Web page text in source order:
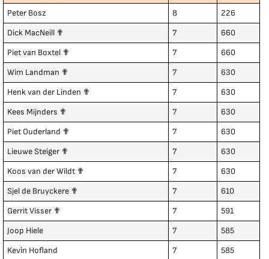
Peter Bosz
8
226
Dick MacNeill ✟
7
660
Piet van Boxtel ✟
7
660
Wim Landman ✟
7
630
Henk van der Linden ✟
7
630
Kees Mijnders ✟
7
630
Piet Ouderland ✟
7
630
Lieuwe Steiger ✟
7
630
Koos van der Wildt ✟
7
630
Sjel de Bruyckere ✟
7
610
Gerrit Visser ✟
7
591
Joop Hiele
7
585
Kevin Hofland
7 585